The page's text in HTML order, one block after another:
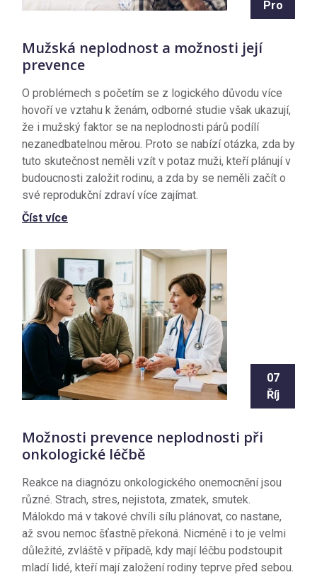
Pro
Mužská neplodnost a možnosti její
prevence
O problémech s početím se z logického důvodu více
hovoří ve vztahu k ženám, odborné studie však ukazují,
že i mužský faktor se na neplodnosti párů podílí
nezanedbatelnou měrou. Proto se nabízí otázka, zda by
tuto skutečnost neměli vzít v potaz muži, kteří plánují v
budoucnosti založit rodinu, a zda by se neměli začít o
své reprodukční zdraví více zajímat.
Číst více
07
Říj
Možnosti prevence neplodnosti při
onkologické léčbě
Reakce na diagnózu onkologického onemocnění jsou
různé. Strach, stres, nejistota, zmatek, smutek.
Málokdo má v takové chvíli sílu plánovat, co nastane,
až svou nemoc šťastně překoná. Nicméně i to je velmi
důležité, zvláště v případě, kdy mají léčbu podstoupit
mladí lidé, kteří mají založení rodiny teprve před sebou.